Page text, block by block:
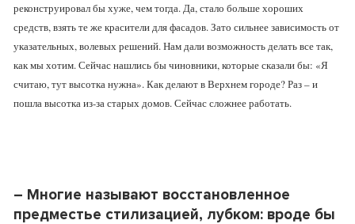
реконструировал бы хуже, чем тогда. Да, стало больше хороших
средств, взять те же красители для фасадов. Зато сильнее зависимость от
указательных, волевых решений. Нам дали возможность делать все так,
как мы хотим. Сейчас нашлись бы чиновники, которые сказали бы: «Я
считаю, тут высотка нужна». Как делают в Верхнем городе? Раз – и
пошла высотка из-за старых домов. Сейчас сложнее работать.
– Многие называют восстановленное
предместье стилизацией, лубком: вроде бы